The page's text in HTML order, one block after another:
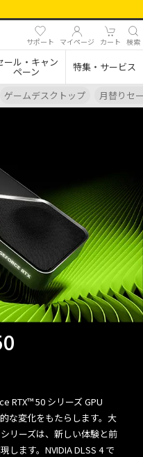
サポート マイページ カート 検索
ール・キャン
ペーン 特集・サービス
ゲームデスクトップ 月替りセ
RTX™ 50 シリーズ GPU
な変化をもたらします。大
リーズは、新しい体験と前
します。NVIDIA DLSS 4 で